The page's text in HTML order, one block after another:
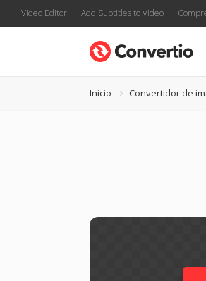
Video Editor Add Subtitles to Video
Inicio Convertidor de